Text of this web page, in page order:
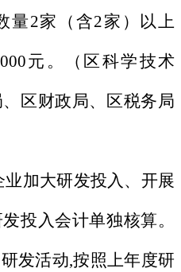
量2家（含2家）以上
元。（区科学技术
区财政局、区税务局
加大研发投入、开展
投入会计单独核算。
发活动,按照上年度研